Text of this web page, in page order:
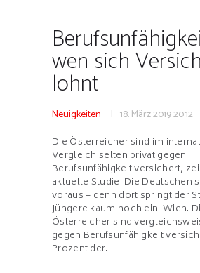
wen sich
lohnt
Neuigkeiten 18. März 201920:12
Die Österreicher sind im
Vergleich selten privat gegen
Berufsunfähigkeit versichert,
aktuelle Studie. Die Deutschen
voraus – denn dort springt der
Jüngere kaum noch ein. Wien.
Österreicher sind
gegen Berufsunfähigkeit
Prozent der…